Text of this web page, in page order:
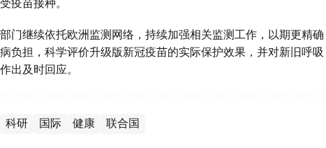
门继续依托欧洲监测网络，持续加强相关监测工作，以期更精确
负担，科学评价升级版新冠疫苗的实际保护效果，并对新旧呼吸
出及时回应。
科研 国际 健康 联合国